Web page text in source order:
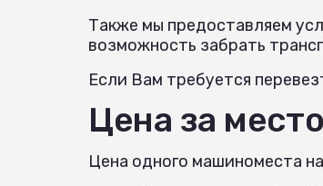
Также мы предоставляем
возможность забрать
Если Вам требуется
Цена за
Цена одного машиноместа